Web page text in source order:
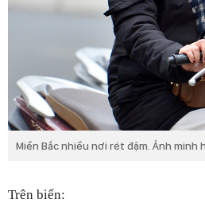
Miền Bắc nhiều nơi rét đậm. Ảnh minh
Trên biển: